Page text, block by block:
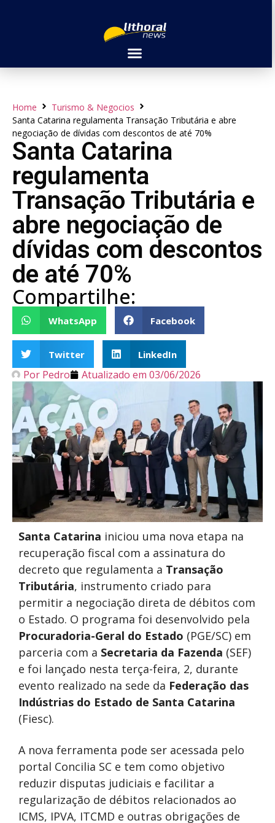
Home
Turismo & Negocios
Santa Catarina regulamenta Transação Tributária e abre
negociação de dívidas com descontos de até 70%
Santa Catarina
regulamenta
Transação Tributária e
abre negociação de
dívidas com descontos
de até 70%
Compartilhe:
WhatsApp Facebook
Twitter LinkedIn
Por Pedro Atualizado em 03/06/2026
Santa Catarina iniciou uma nova etapa na
recuperação fiscal com a assinatura do
decreto que regulamenta a Transação
Tributária, instrumento criado para
permitir a negociação direta de débitos com
o Estado. O programa foi desenvolvido pela
Procuradoria-Geral do Estado (PGE/SC) em
parceria com a Secretaria da Fazenda (SEF)
e foi lançado nesta terça-feira, 2, durante
evento realizado na sede da Federação das
Indústrias do Estado de Santa Catarina
(Fiesc).
A nova ferramenta pode ser acessada pelo
portal Concilia SC e tem como objetivo
reduzir disputas judiciais e facilitar a
regularização de débitos relacionados ao
ICMS, IPVA, ITCMD e outras obrigações de